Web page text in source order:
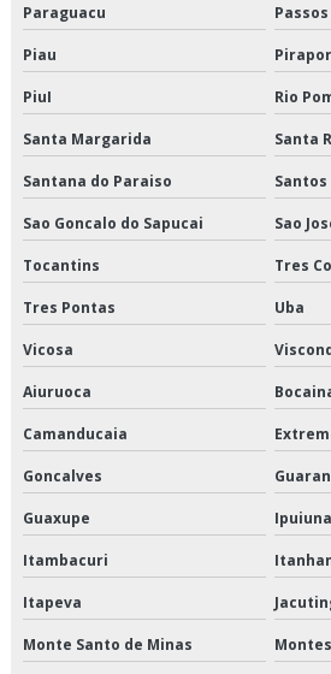
Logística especializada em cargas
Logística especializada em cargas
Logística especializada em cargas
Logística para empresas de alimentos
Logística para perecíveis em são paulo
Logística para perecíveis preço
Logística para perecíveis valor
Orçamento de armazenagem de
Orçamento de distribuição de
Orçamento de distribuição de
Orçamento de distribuição de
Orçamento de entrega de congelados
Paraguacu Passos
Piau
PiuI Rio
Santa Margarida Santa
Santana do Paraiso
Sao Goncalo do Sapucai Sao
Tocantins Tres
Tres Pontas Uba
Vicosa
Aiuruoca
Camanducaia
Goncalves
Guaxupe Ipuiuna
Itambacuri
Itapeva
Monte Santo de Minas